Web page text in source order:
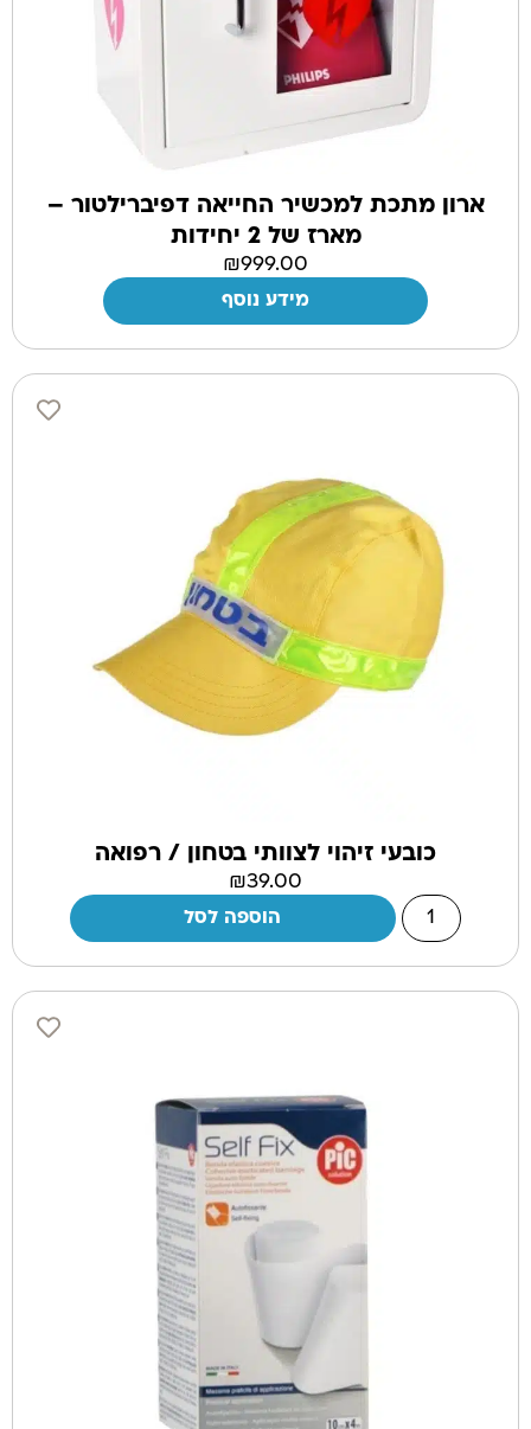
ארון מתכת למכשיר החייאה דפיברילטור –
מארז של 2 יחידות
₪999.00
מידע נוסף
כובעי זיהוי לצוותי בטחון / רפואה
₪39.00
הוספה לסל